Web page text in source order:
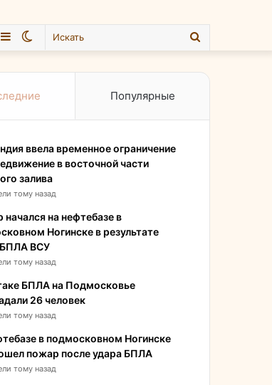
Искать
Switch
Sidebar
Популярные
ввела временное ограничение
в восточной части
залива
тому назад
на нефтебазе в
Ногинске в результате
БПЛА ВСУ
тому назад
БПЛА на Подмосковье
26 человек
тому назад
в подмосковном Ногинске
пожар после удара БПЛА
тому назад